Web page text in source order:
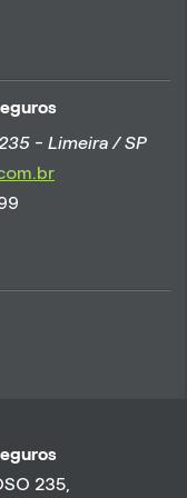
235 - Limeira / SP
235,